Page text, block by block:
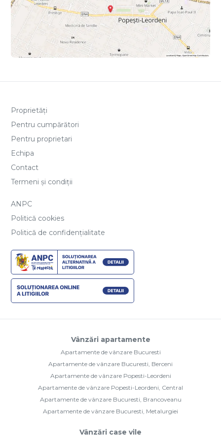
Proprietăți
Pentru cumpărători
Pentru proprietari
Echipa
Contact
Termeni și condiții
ANPC
Politică cookies
Politică de confidențialitate
Vânzări apartamente
Apartamente de vânzare Bucuresti
Apartamente de vânzare Bucuresti, Berceni
Apartamente de vânzare Popesti-Leordeni
Apartamente de vânzare Popesti-Leordeni, Central
Apartamente de vânzare Bucuresti, Brancoveanu
Apartamente de vânzare Bucuresti, Metalurgiei
Vânzări case vile